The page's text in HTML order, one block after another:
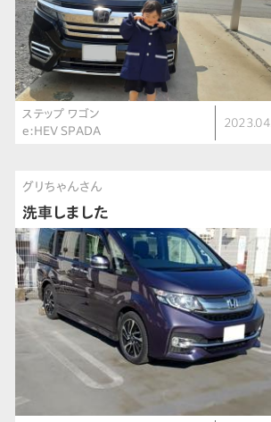
ステップ ワゴン
e:HEV SPADA
グリちゃんさん
洗車しました